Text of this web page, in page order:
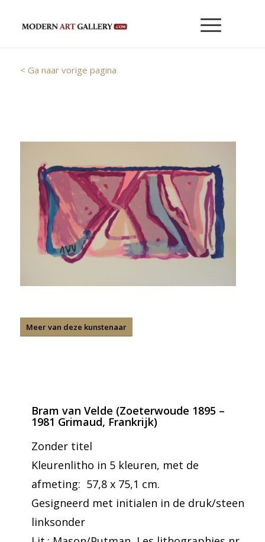
< Ga naar vorige pagina
Meer van deze kunstenaar
Bram van Velde (Zoeterwoude 1895 –
1981 Grimaud, Frankrijk)
Zonder titel
Kleurenlitho in 5 kleuren, met de
afmeting: 57,8 x 75,1 cm.
Gesigneerd met initialen in de druk/steen
linksonder